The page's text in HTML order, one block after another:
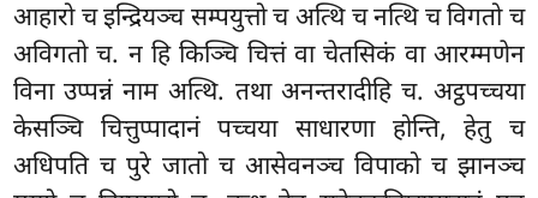
आहारो च इन्द्रियञ्च सम्पयुत्तो च अत्थि च नत्थि च विगतो च
अविगतो च. न हि किञ्चि चित्तं वा चेतसिकं वा आरम्मणेन
विना उप्पन्नं नाम अत्थि. तथा अनन्तरादीहि च. अट्ठपच्चया
केसञ्चि चित्तुप्पादानं पच्चया साधारणा होन्ति, हेतु च
अधिपति च पुरे जातो च आसेवनञ्च विपाको च झानञ्च